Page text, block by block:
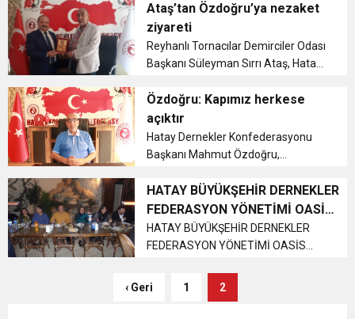
Başkanı Hüseyin Yılmazer’i
ağırladı....
Ataş’tan Özdoğru’ya nezaket
ziyareti
Reyhanlı Tornacılar Demirciler Odası
Başkanı Süleyman Sırrı Ataş, Hatay
Mahmut Özdoğru ‘ya nezaket
ziyaretinde bulundu....
Özdoğru: Kapımız herkese
açıktır
Hatay Dernekler Konfederasyonu
Başkanı Mahmut Özdoğru,
hizmet etmek için kurduğunu
belirtti....
HATAY BÜYÜKŞEHİR DERNEKLER
FEDERASYON YÖNETİMİ OASİS
CAFE’DE YEMEKTE BULUŞTU
HATAY BÜYÜKŞEHİR DERNEKLER
FEDERASYON YÖNETİMİ OASİS
Büyükşehir Dernekler Federasyonu
‹ Geri 1 2